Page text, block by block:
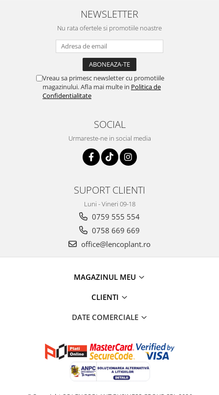
NEWSLETTER
Nu rata ofertele si promotiile noastre
Vreau sa primesc newsletter cu promotiile
magazinului. Afla mai multe in Politica de
Confidentialitate
SOCIAL
Urmareste-ne in social media
SUPORT CLIENTI
Luni - Vineri 09-18
0759 555 554
0758 669 669
office@lencoplant.ro
MAGAZINUL MEU
CLIENTI
DATE COMERCIALE